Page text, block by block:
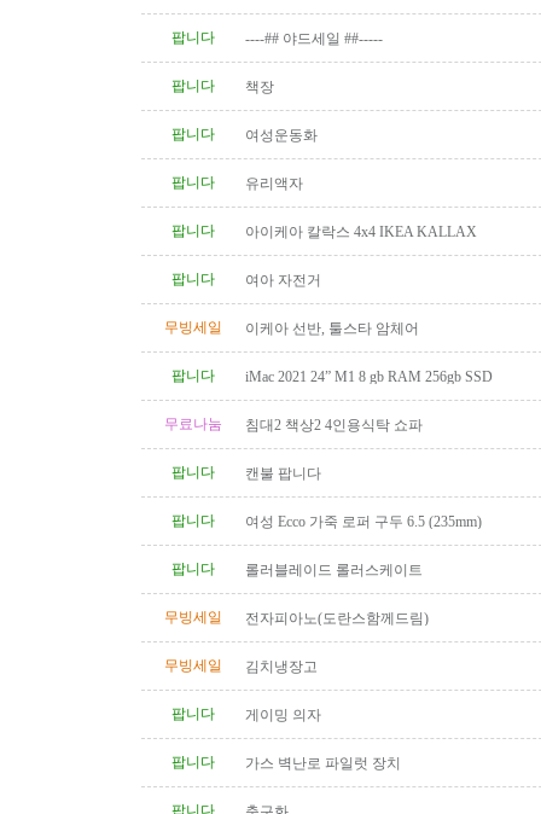
팝니다
----## 야드세일 ##-----
팝니다 책장
팝니다 여성운동화
팝니다 유리액자
팝니다 아이케아 칼락스 4x4 IKEA KALLAX
팝니다 여아 자전거
무빙세일 이케아 선반, 툴스타 암체어
팝니다 iMac 2021 24” M1 8 gb RAM 256gb SSD
무료나눔 침대2 책상2 4인용식탁 쇼파
팝니다 캔불 팝니다
팝니다 여성 Ecco 가죽 로퍼 구두 6.5 (235mm)
팝니다 롤러블레이드 롤러스케이트
무빙세일 전자피아노(도란스함께드림)
무빙세일 김치냉장고
팝니다 게이밍 의자
팝니다 가스 벽난로 파일럿 장치
팝니다